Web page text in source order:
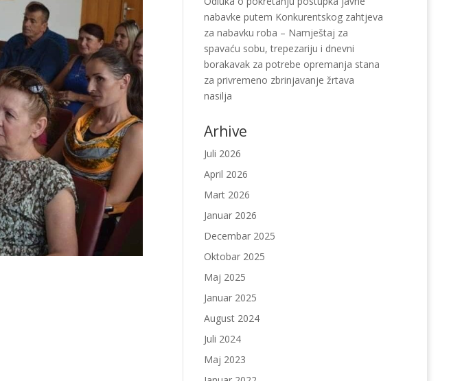
nabavke putem Konkurentskog zahtjeva
za nabavku roba – Namještaj za
spavaću sobu, trepezariju i dnevni
borakavak za potrebe opremanja stana
za privremeno zbrinjavanje žrtava
nasilja
Arhive
Juli 2026
April 2026
Mart 2026
Januar 2026
Decembar 2025
Oktobar 2025
Maj 2025
Januar 2025
August 2024
Juli 2024
Maj 2023